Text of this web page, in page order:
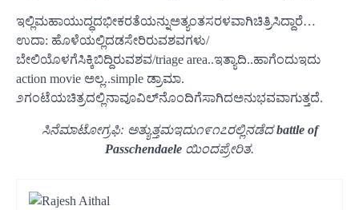
ಇಲ್ಲಿಮಹಾಯುದ್ಧದಭೀಕರತೆಯನ್ನುಅತ್ಯಂತಸರಳವಾಗಿಚಿತ್ರಿಸಿದ್ದಾರೆ…
ಉದಾ: ಹೊಳೆಯಲ್ಲಿದಡಸೇರಿರುವಶವಗಳು/
ಬೇಲಿಯೊಳಗೆಸಿಕ್ಕಿಬಿದ್ದಿರುವಶವ/triage area..ಇತ್ಯಾದಿ..ಹಾಗೆಂದುಇದು
action movie ಅಲ್ಲ..simple ಡ್ರಾಮಾ.
೨ಗಂಟೆಯಚಿತ್ರದಲ್ಲಿನಾವೂವಿಲ್‌ನೊಂದಿಗೆಸಾಗಿದಅನುಭವವಾಗುತ್ತದೆ.
ಸಿನೆಮಾಟೋಗ್ರಫಿ: ಅತ್ಯುತ್ತಮಇದು೧೯೧೭ರಲ್ಲಿನಡೆದbattle of
Passchendaele ಯಿಂದಪ್ರೇರಿತ.